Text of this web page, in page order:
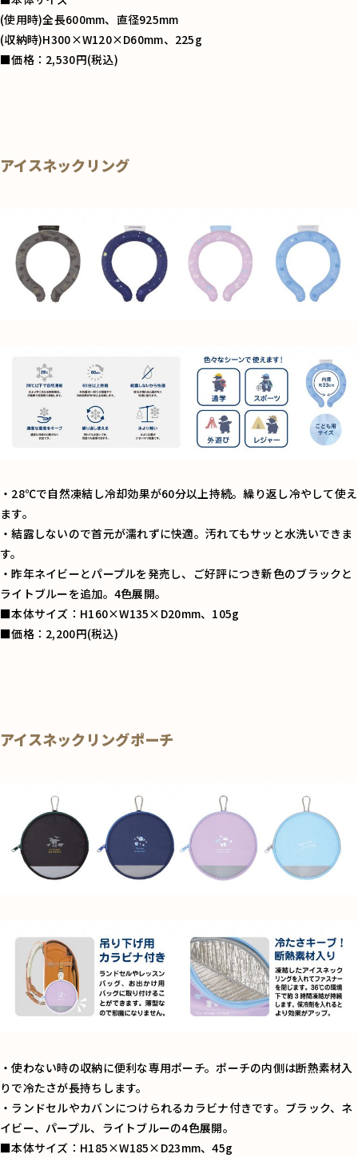
(使用時)全長600mm、直径925mm
(収納時)H300×W120×D60mm、225g
■価格：2,530円(税込)
アイスネックリング
・28℃で自然凍結し冷却効果が60分以上持続。繰り返し冷やして使え
ます。
・結露しないので首元が濡れずに快適。汚れてもサッと水洗いできま
す。
・昨年ネイビーとパープルを発売し、ご好評につき新色のブラックと
ライトブルーを追加。4色展開。
■本体サイズ：H160×W135×D20mm、105g
■価格：2,200円(税込)
アイスネックリングポーチ
・使わない時の収納に便利な専用ポーチ。ポーチの内側は断熱素材入
りで冷たさが長持ちします。
・ランドセルやカバンにつけられるカラビナ付きです。ブラック、ネ
イビー、パープル、ライトブルーの4色展開。
■本体サイズ：H185×W185×D23mm、45g